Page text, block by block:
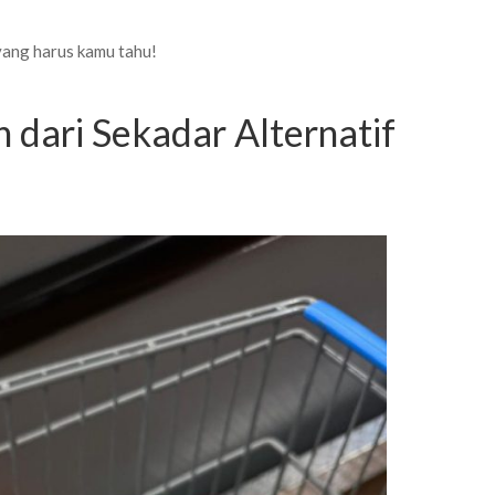
harus kamu tahu!
dari Sekadar Alternatif